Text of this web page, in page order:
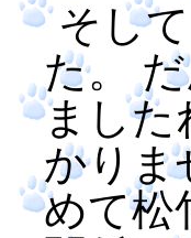
そし
た。
ました
かりま
めて松